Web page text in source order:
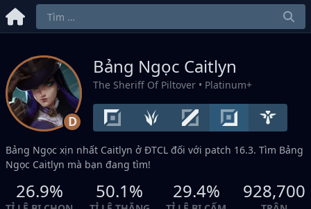
D
Bảng Ngọc Caitlyn
The Sheriff Of Piltover • Platinum+
Bảng Ngọc xịn nhất Caitlyn ở ĐTCL đối với patch 16.3. Tìm Bảng
Ngọc Caitlyn mà bạn đang tìm!
26.9% 50.1% 29.4% 928,700